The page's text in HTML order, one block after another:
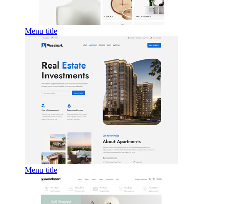
Menu title
Menu title